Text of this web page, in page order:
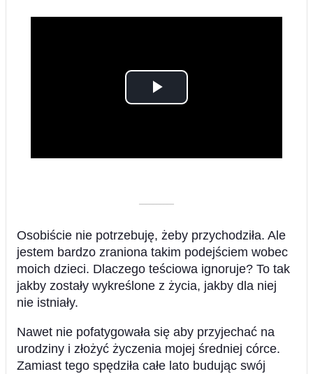
Play
––––––––––
Osobiście nie potrzebuję, żeby przychodziła. Ale
jestem bardzo zraniona takim podejściem wobec
moich dzieci. Dlaczego teściowa ignoruje? To tak
jakby zostały wykreślone z życia, jakby dla niej
nie istniały.
Nawet nie pofatygowała się aby przyjechać na
urodziny i złożyć życzenia mojej średniej córce.
Zamiast tego spędziła całe lato budując swój